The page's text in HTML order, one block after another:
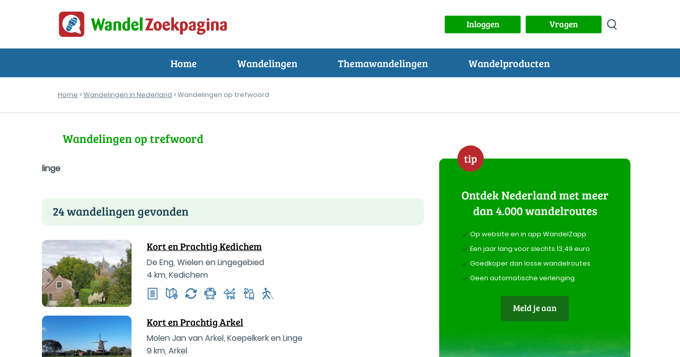
Inloggen Vragen
Home Wandelingen Themawandelingen Wandelproducten
Home >Wandelingen in Nederland > Wandelingen op trefwoord
Wandelingen op trefwoord
linge
24 wandelingen gevonden
Kort en Prachtig Kedichem
De Eng, Wielen en Lingegebied
4 km, Kedichem
Kort en Prachtig Arkel
Molen Jan van Arkel, Koepelkerk en Linge
9 km, Arkel
tip
Ontdek Nederland met meer
dan 4.000 wandelroutes
Op website en in app WandelZapp
Een jaar lang voor slechts 13,49 euro
Goedkoper dan losse wandelroutes
Geen automatische verlenging
Meld je aan